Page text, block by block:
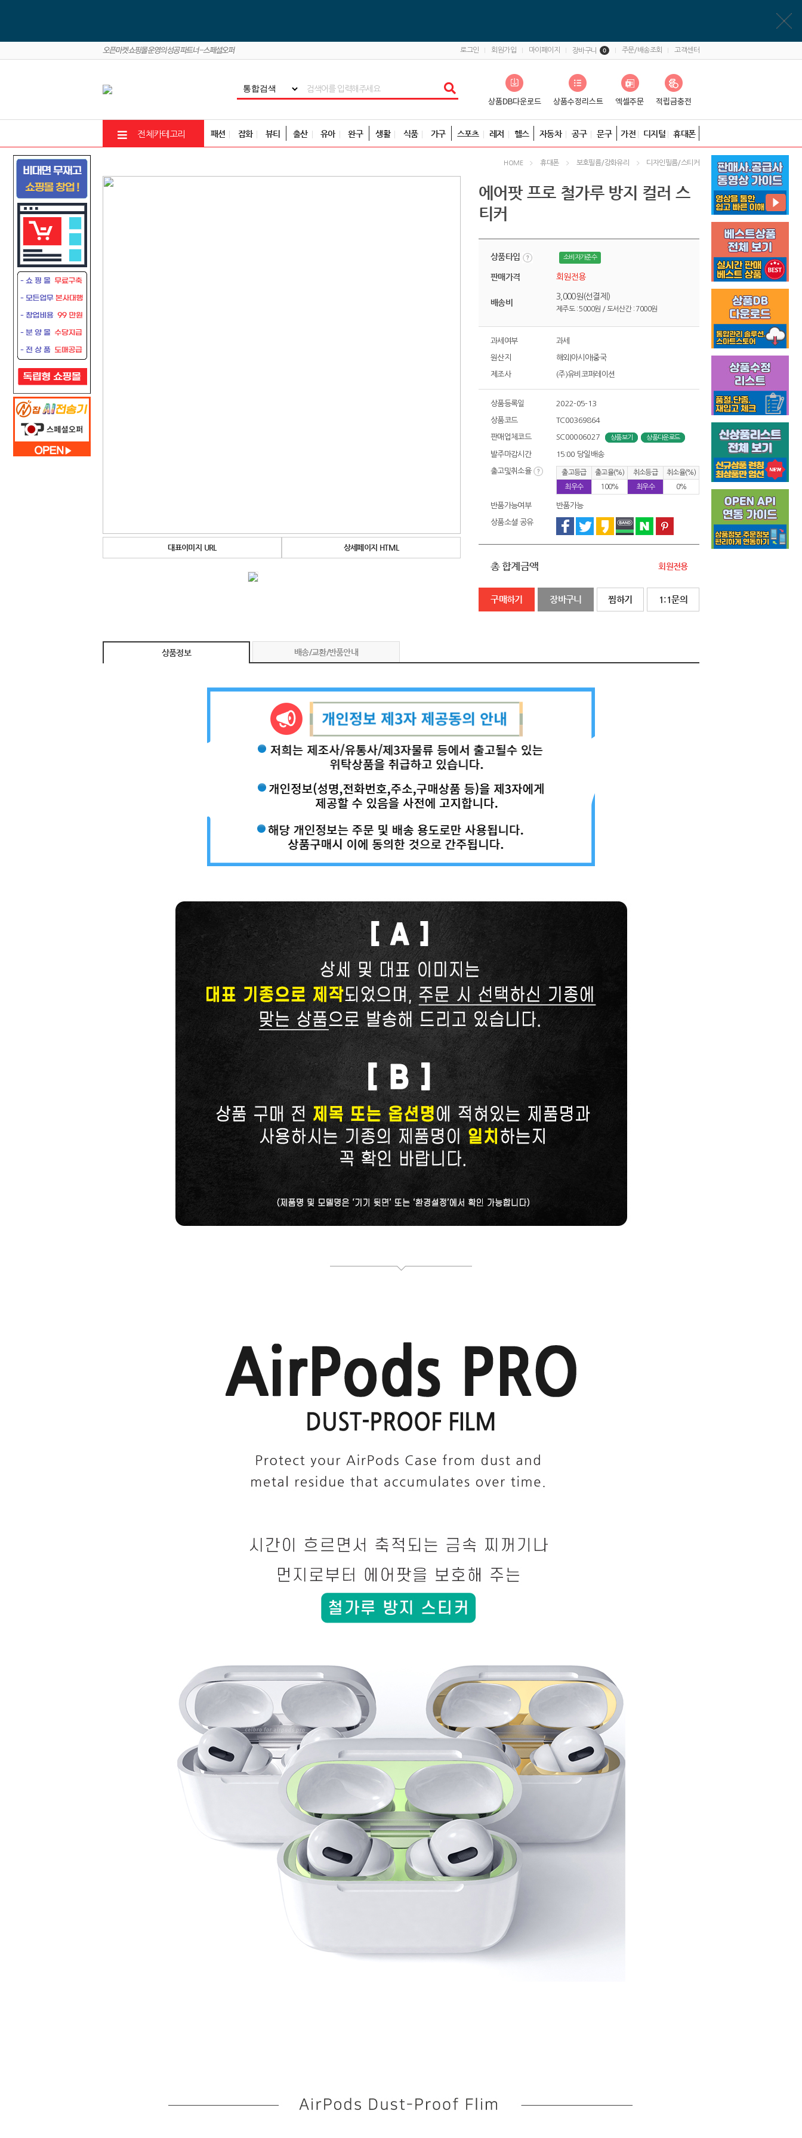
로그인 회원가입 마이페이지 장바구니 0 주문/배송조회 고객센터
전체카테고리 패션 잡화 뷰티 출산 유아 완구 생활 식품 가구 스포츠 레저 헬스 자동차 공구 문구 가전 디지털 휴대폰
HOME 휴대폰 보호필름/강화유리 디자인필름/스티커
대표이미지 URL 상세페이지 HTML
에어팟 프로 철가루 방지 컬러 스
티커
상품타입 소비자가준수
판매가격 회원전용
배송비
3,000원(선결제)
제주도 : 5000원 / 도서산간 : 7000원
과세여부 과세
원산지 해외|아시아|중국
제조사 (주)유비코퍼레이션
상품등록일 2022-05-13
상품코드 TC00369864
판매업체코드 SC00006027 상품보기 상품다운로드
발주마감시간 15:00 당일배송
출고및취소율 출고등급 출고율(%) 취소등급
취소율(%)
최우수
100% 최우수 0%
반품가능여부 반품가능
상품소셜 공유
총 합계금액 회원전용
구매하기 장바구니 찜하기 1:1문의
상품정보 배송/교환/반품안내